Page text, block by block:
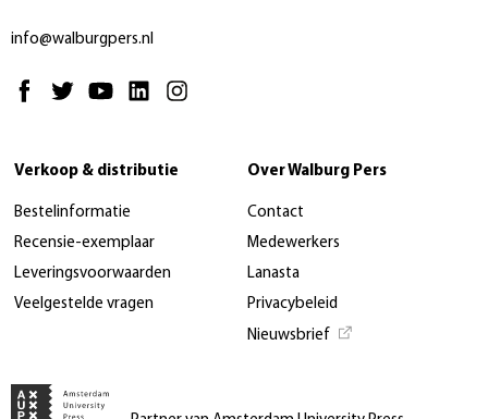
info@walburgpers.nl
Verkoop & distributie
Bestelinformatie
Recensie-exemplaar
Leveringsvoorwaarden
Veelgestelde vragen
Over Walburg Pers
Contact
Medewerkers
Lanasta
Privacybeleid
Nieuwsbrief